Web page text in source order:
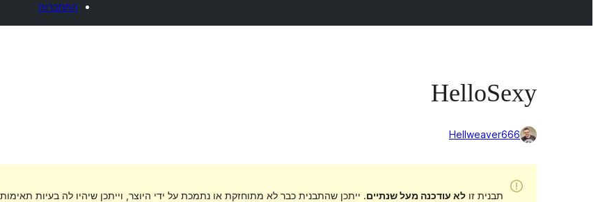
התחברות
HelloSexy
Hellweaver666
תבנית זולא עודכנה מעל שנתיים. ייתכן שהתבנית כבר לא מתוחזקת או נתמכת על ידי היוצר, וייתכן שיהיו לה בעיות